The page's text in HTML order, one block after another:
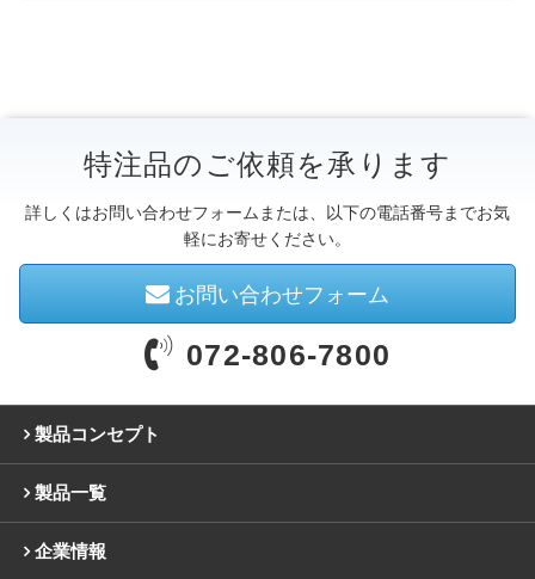
特注品のご依頼を承ります
詳しくはお問い合わせフォームまたは、以下の電話番号までお気
軽にお寄せください。
お問い合わせフォーム
072-806-7800
製品コンセプト
製品一覧
企業情報